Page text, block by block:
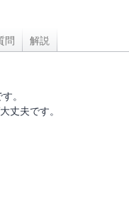
問 解説
。
丈夫です。